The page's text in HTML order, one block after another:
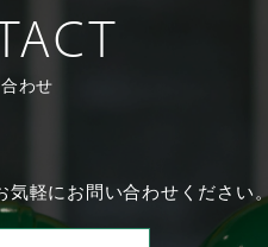
合わせ
気軽にお問い合わせください